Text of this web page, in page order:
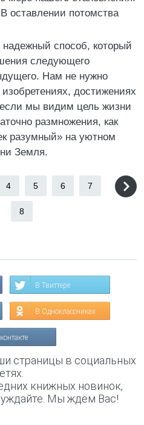
оставлении потомства
способ, который
следующего
Нам не нужно
достижениях
мы видим цель жизни
размножения, как
разумный» на уютном
Земля.
4 5 6 7
8
В Твиттере
В Одноклассниках
страницы в социальных
книжных новинок,
Мы ждём Вас!